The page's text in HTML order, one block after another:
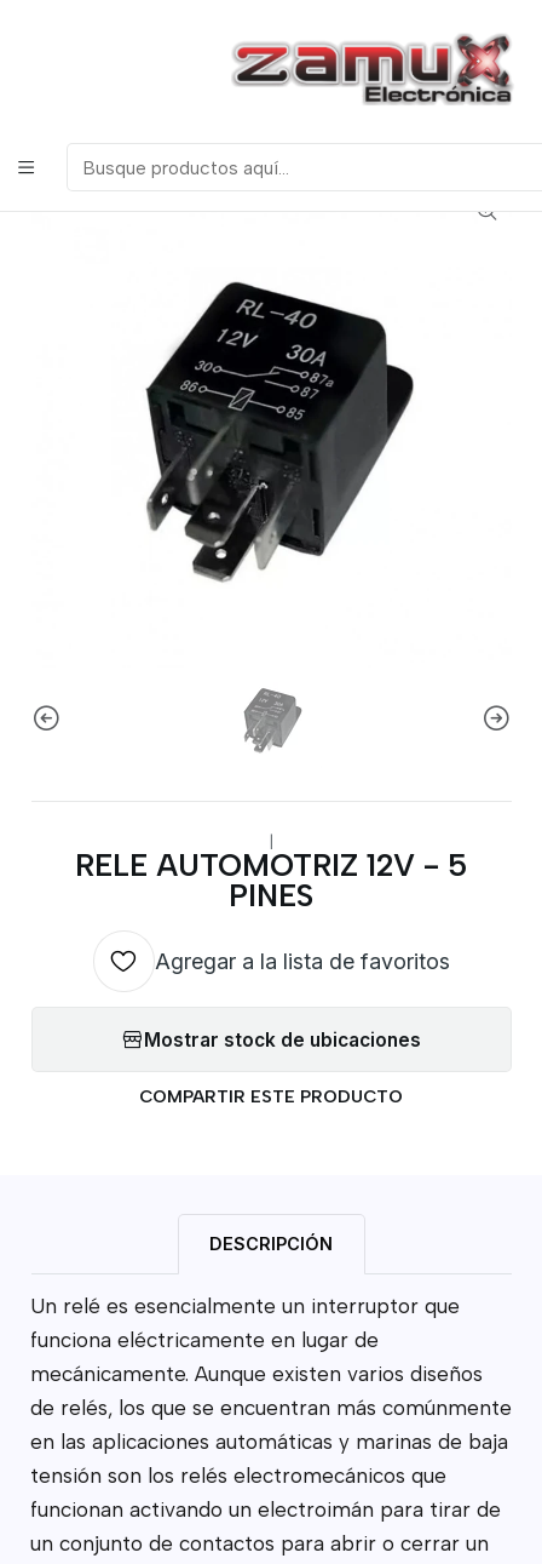
ELECTRONICOS, ROBOTICA & TECNOLOGIA
Productos Discretos
Relevos
RELE AUTOMOTRIZ 12V - 5 PINES
|
RELE AUTOMOTRIZ 12V - 5
PINES
Agregar a la lista de favoritos
Mostrar stock de ubicaciones
COMPARTIR ESTE PRODUCTO
DESCRIPCIÓN
Un relé es esencialmente un interruptor que
funciona eléctricamente en lugar de
mecánicamente. Aunque existen varios diseños
de relés, los que se encuentran más comúnmente
en las aplicaciones automáticas y marinas de baja
tensión son los relés electromecánicos que
funcionan activando un electroimán para tirar de
un conjunto de contactos para abrir o cerrar un